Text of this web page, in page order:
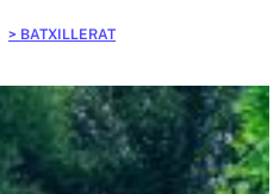
BATXILLERAT